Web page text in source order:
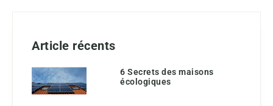
Article récents
6 Secrets des maisons
écologiques